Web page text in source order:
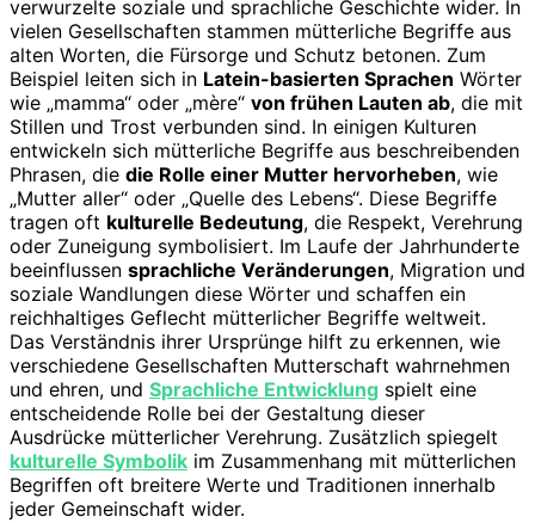
verwurzelte soziale und sprachliche Geschichte wider. In
vielen Gesellschaften stammen mütterliche Begriffe aus
alten Worten, die Fürsorge und Schutz betonen. Zum
Beispiel leiten sich in Latein-basierten Sprachen Wörter
wie „mamma“ oder „mère“ von frühen Lauten ab, die mit
Stillen und Trost verbunden sind. In einigen Kulturen
entwickeln sich mütterliche Begriffe aus beschreibenden
Phrasen, die die Rolle einer Mutter hervorheben, wie
„Mutter aller“ oder „Quelle des Lebens“. Diese Begriffe
tragen oft kulturelle Bedeutung, die Respekt, Verehrung
oder Zuneigung symbolisiert. Im Laufe der Jahrhunderte
beeinflussen sprachliche Veränderungen, Migration und
soziale Wandlungen diese Wörter und schaffen ein
reichhaltiges Geflecht mütterlicher Begriffe weltweit.
Das Verständnis ihrer Ursprünge hilft zu erkennen, wie
verschiedene Gesellschaften Mutterschaft wahrnehmen
und ehren, und Sprachliche Entwicklung spielt eine
entscheidende Rolle bei der Gestaltung dieser
Ausdrücke mütterlicher Verehrung. Zusätzlich spiegelt
kulturelle Symbolik im Zusammenhang mit mütterlichen
Begriffen oft breitere Werte und Traditionen innerhalb
jeder Gemeinschaft wider.